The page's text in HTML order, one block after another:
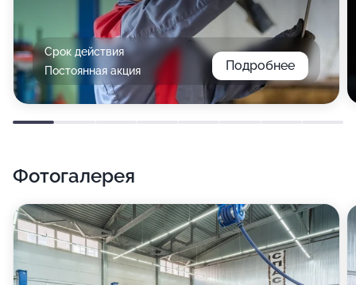
Срок действия
Постоянная акция
Подробнее
Фотогалерея